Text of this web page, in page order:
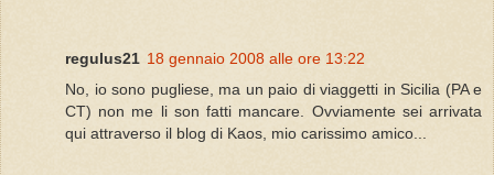
regulus21 18 gennaio 2008 alle ore 13:22
No, io sono pugliese, ma un paio di viaggetti in Sicilia (PA e
CT) non me li son fatti mancare. Ovviamente sei arrivata
qui attraverso il blog di Kaos, mio carissimo amico...